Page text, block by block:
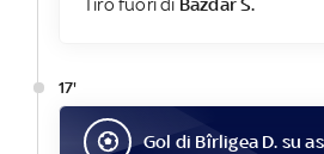
17'
Gol di Bîrligea D. su